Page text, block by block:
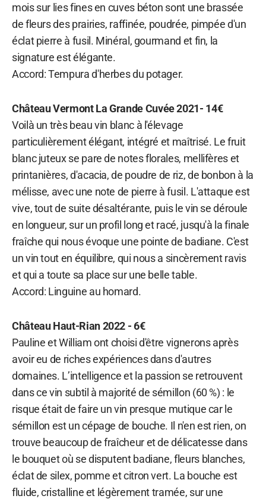
mois sur lies fines en cuves béton sont une brassée
de fleurs des prairies, raffinée, poudrée, pimpée d'un
éclat pierre à fusil. Minéral, gourmand et fin, la
signature est élégante.
Accord: Tempura d'herbes du potager.
Château Vermont La Grande Cuvée 2021- 14€
Voilà un très beau vin blanc à l'élevage
particulièrement élégant, intégré et maîtrisé. Le fruit
blanc juteux se pare de notes florales, mellifères et
printanières, d'acacia, de poudre de riz, de bonbon à la
mélisse, avec une note de pierre à fusil. L'attaque est
vive, tout de suite désaltérante, puis le vin se déroule
en longueur, sur un profil long et racé, jusqu'à la finale
fraîche qui nous évoque une pointe de badiane. C'est
un vin tout en équilibre, qui nous a sincèrement ravis
et qui a toute sa place sur une belle table.
Accord: Linguine au homard.
Château Haut-Rian 2022 - 6€
Pauline et William ont choisi d'être vignerons après
avoir eu de riches expériences dans d'autres
domaines. L’intelligence et la passion se retrouvent
dans ce vin subtil à majorité de sémillon (60 %) : le
risque était de faire un vin presque mutique car le
sémillon est un cépage de bouche. Il n'en est rien, on
trouve beaucoup de fraîcheur et de délicatesse dans
le bouquet où se disputent badiane, fleurs blanches,
éclat de silex, pomme et citron vert. La bouche est
fluide, cristalline et légèrement tramée, sur une